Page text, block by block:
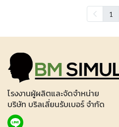
1
โรงงานผู้ผลิตและจัดจำหน่าย
บริษัท บริลเลี่ยนรับเบอร์ จำกัด